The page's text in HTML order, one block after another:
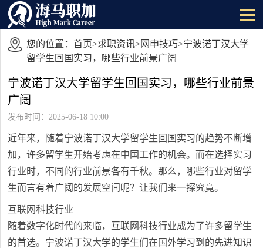
您的位置： 首页>求职资讯>网申技巧>宁波诺丁汉大学
留学生回国实习，哪些行业前景广阔
宁波诺丁汉大学留学生回国实习，哪些行业前景
广阔
发布时间：2025-06-18 10:00
近年来，随着宁波诺丁汉大学留学生回国实习的趋势不断增
加，许多留学生开始考虑在中国工作的机会。而在选择实习
行业时，不同的行业前景各有千秋。那么，哪些行业对留学
生而言有着广阔的发展空间呢？让我们来一探究竟。
互联网科技行业
随着数字化时代的来临，互联网科技行业成为了许多留学生
的首选。宁波诺丁汉大学的学生们在国外学习到的先进知识